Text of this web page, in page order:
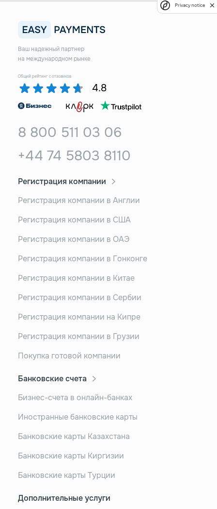
Ваш надежный партнер
на международном рынке
Общий рейтинг с отзовиков
4.8
8 800 511 03 06
+44 74 5803 8110
Регистрация компании
Регистрация компании в Англии
Регистрация компании в США
Регистрация компании в ОАЭ
Регистрация компании в Гонконге
Регистрация компании в Китае
Регистрация компании в Сербии
Регистрация компании на Кипре
Регистрация компании в Грузии
Покупка готовой компании
Банковские счета
Бизнес-счета в онлайн-банках
Иностранные банковские карты
Банковские карты Казахстана
Банковские карты Киргизии
Банковские карты Турции
Дополнительные услуги
Privacy notice